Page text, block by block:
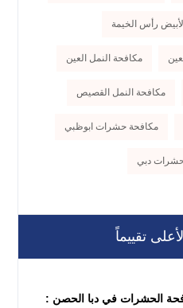
رأس الخيمة
مكافحة النمل العين
مكافحة النمل القصيص
مكافحة حشرات ابوظبي
دبي
تقييماً
الحشرات في دبا الحصن :